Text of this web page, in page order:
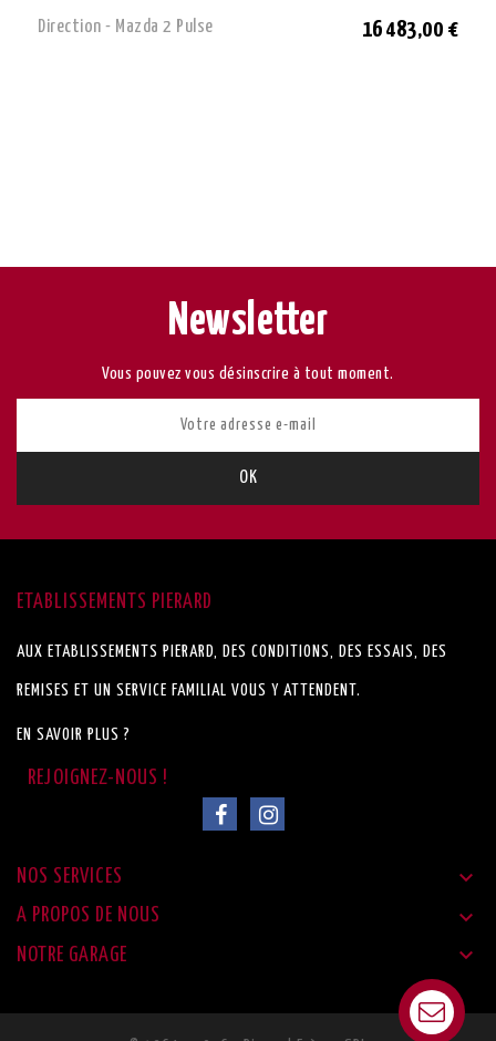
Direction - Mazda 2 Pulse 16 483,00 €
Newsletter
Vous pouvez vous désinscrire à tout moment.
ETABLISSEMENTS PIERARD
AUX ETABLISSEMENTS PIERARD, DES CONDITIONS, DES ESSAIS, DES
REMISES ET UN SERVICE FAMILIAL VOUS Y ATTENDENT.
EN SAVOIR PLUS ?
NOS SERVICES 
A PROPOS DE NOUS 
NOTRE GARAGE 